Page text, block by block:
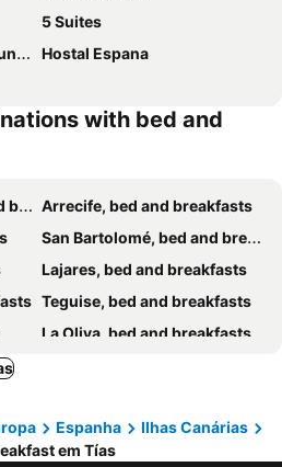
5 Suites
Hostal Espana
with bed and
Arrecife, bed and breakfasts
San Bartolomé, bed and breakfasts
Lajares, bed and breakfasts
Teguise, bed and breakfasts
La Oliva, bed and breakfasts
Espanha
Ilhas Canárias
em Tías